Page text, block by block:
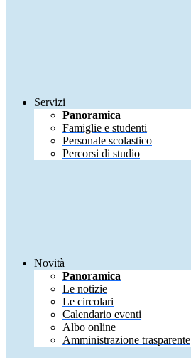
Servizi
Panoramica
Famiglie e studenti
Personale scolastico
Percorsi di studio
Novità
Panoramica
Le notizie
Le circolari
Calendario eventi
Albo online
Amministrazione trasparente